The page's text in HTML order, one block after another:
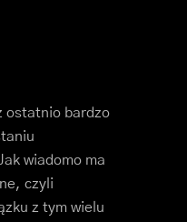
ostatnio bardzo
wiadomo ma
czyli
z tym wielu